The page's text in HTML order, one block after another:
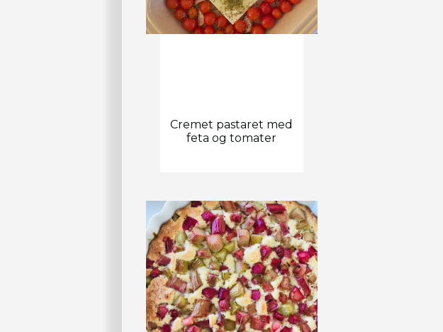
Cremet pastaret med
feta og tomater